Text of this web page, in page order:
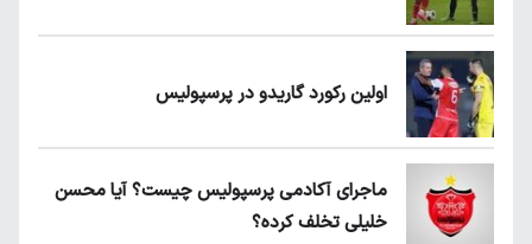
اولین رکورد گاریدو در پرسپولیس
ماجرای آکادمی پرسپولیس چیست؟ آیا محسن
خلیلی تخلف کرده؟